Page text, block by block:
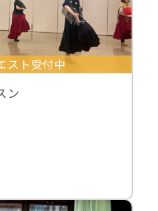
スト受付中
ン